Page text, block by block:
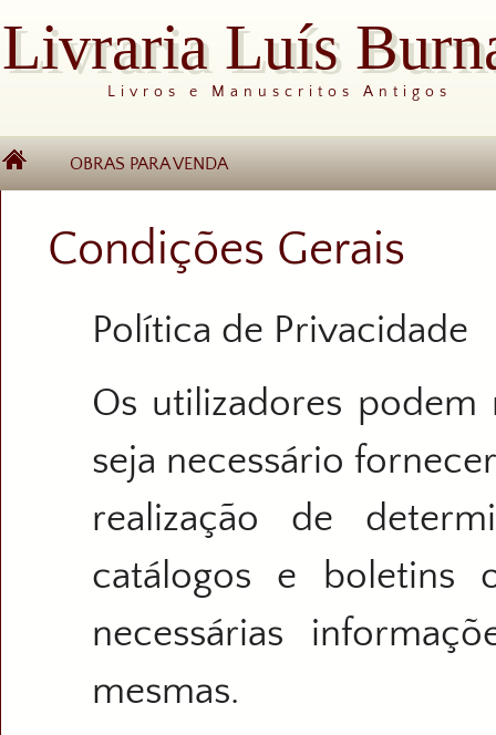
Livraria Luís
Livros e Manuscritos Antigos
OBRAS PARA VENDA
Condições Gerais
Política de Privacidade
Os utilizadores
seja necessário
realização de
catálogos e boletins
necessárias
mesmas.